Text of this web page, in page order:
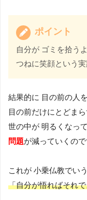
ポイント
自分が ゴミを拾う
つねに笑顔という
結果的に 目の前の人
目の前だけにとどま
世の中が 明るくなって
問題が減っていくの
これが 小乗仏教でいう
「自分が悟ればそれ